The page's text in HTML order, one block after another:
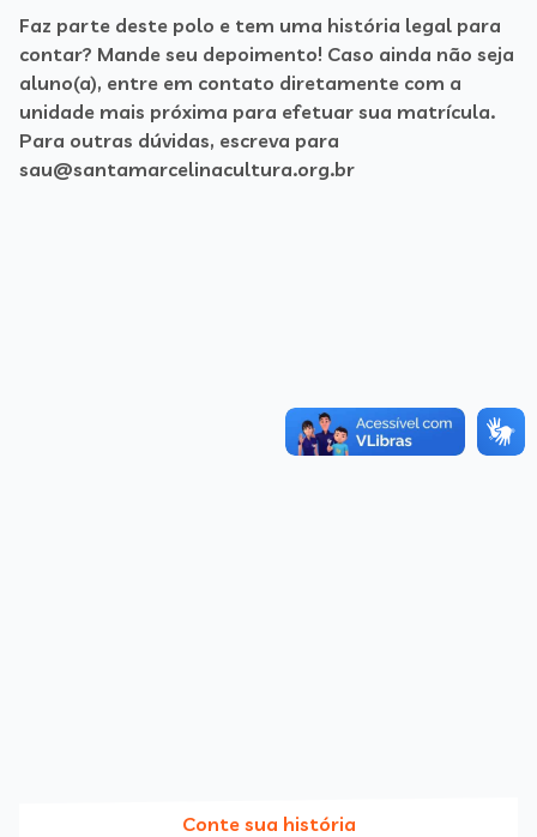
Faz parte deste polo e tem uma história legal para
contar? Mande seu depoimento! Caso ainda não seja
aluno(a), entre em contato diretamente com a
unidade mais próxima para efetuar sua matrícula.
Para outras dúvidas, escreva para
sau@santamarcelinacultura.org.br
Conte sua história